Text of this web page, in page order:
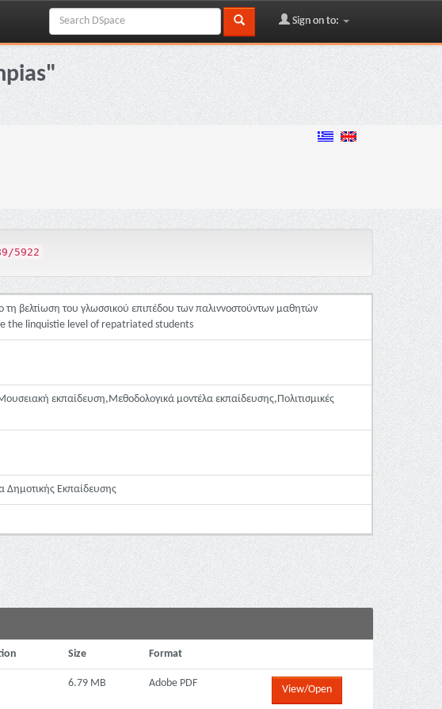
Sign on to:
5922
τη βελτίωση του γλωσσικού επιπέδου των παλιννοστούντων μαθητών
the linquistie level of repatriated students
εκπαίδευση,Μεθοδολογικά μοντέλα εκπαίδευσης,Πολιτισμικές
Δημοτικής Εκπαίδευσης
Size Format
6.79 MB Adobe PDF
View/Open